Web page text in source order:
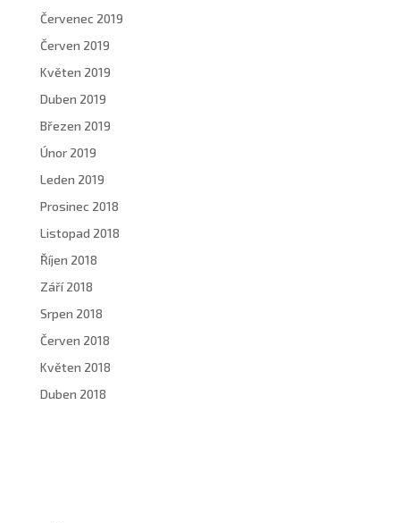
Červenec 2019
Červen 2019
Květen 2019
Duben 2019
Březen 2019
Únor 2019
Leden 2019
Prosinec 2018
Listopad 2018
Říjen 2018
Září 2018
Srpen 2018
Červen 2018
Květen 2018
Duben 2018